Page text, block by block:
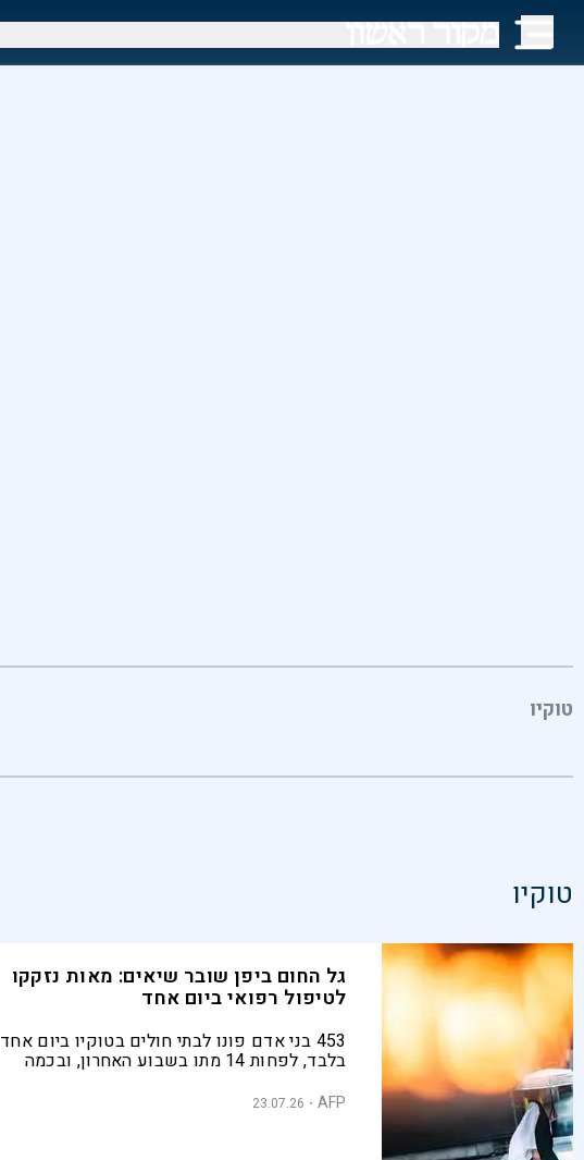
טוקיו
טוקיו
גל החום ביפן שובר שיאים: מאות נזקקו
לטיפול רפואי ביום אחד
453 בני אדם פונו לבתי חולים בטוקיו ביום אחד
בלבד, לפחות 14 מתו בשבוע האחרון, ובכמה
מזהירות כי מדובר ב"אסון" וקוראות לציבור
AFP
23.07.26